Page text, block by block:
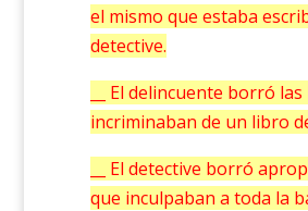
el mismo que estaba
detective.
__ El delincuente borró
incriminaban de un libro
__ El detective borró
que inculpaban a toda la